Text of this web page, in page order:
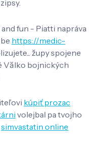
fun - Piatti napráva
https://medic-
župy spojene
Vălko bojnických
kúpiť prozac
volejbal pa tvojho
simvastatin online